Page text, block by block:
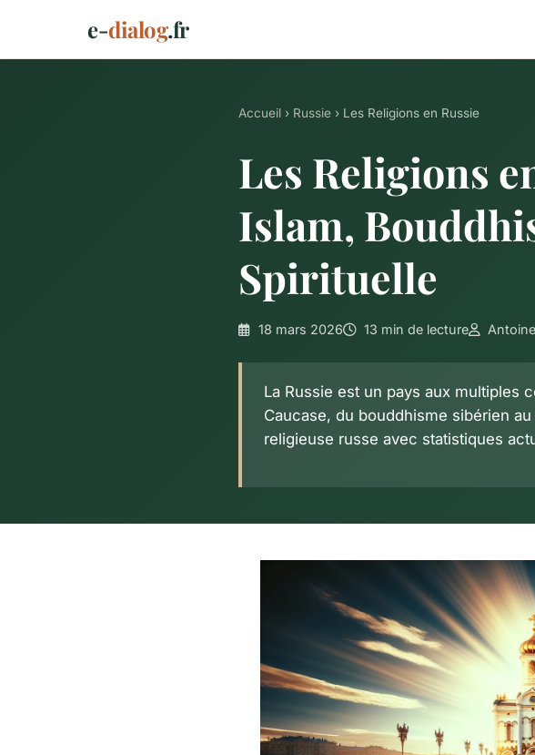
e-dialog.fr
Accueil › Russie › Les Religions en Russie
Les Religions
Islam,
Spirituelle
18 mars 2026 13 min de lecture Antoine
La Russie est un pays aux multiples
Caucase, du bouddhisme sibérien
religieuse russe avec statistiques